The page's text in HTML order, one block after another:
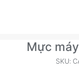
Mực
SKU: